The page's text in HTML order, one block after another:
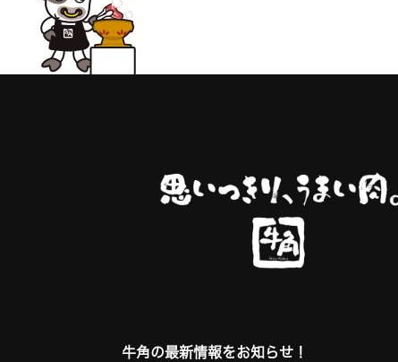
牛角の最新情報をお知らせ！